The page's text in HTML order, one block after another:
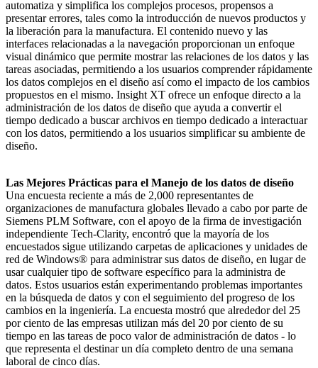
automatiza y simplifica los complejos procesos, propensos a
presentar errores, tales como la introducción de nuevos productos y
la liberación para la manufactura. El contenido nuevo y las
interfaces relacionadas a la navegación proporcionan un enfoque
visual dinámico que permite mostrar las relaciones de los datos y las
tareas asociadas, permitiendo a los usuarios comprender rápidamente
los datos complejos en el diseño así como el impacto de los cambios
propuestos en el mismo. Insight XT ofrece un enfoque directo a la
administración de los datos de diseño que ayuda a convertir el
tiempo dedicado a buscar archivos en tiempo dedicado a interactuar
con los datos, permitiendo a los usuarios simplificar su ambiente de
diseño.
Las Mejores Prácticas para el Manejo de los datos de diseño
Una encuesta reciente a más de 2,000 representantes de
organizaciones de manufactura globales llevado a cabo por parte de
Siemens PLM Software, con el apoyo de la firma de investigación
independiente Tech-Clarity, encontró que la mayoría de los
encuestados sigue utilizando carpetas de aplicaciones y unidades de
red de Windows® para administrar sus datos de diseño, en lugar de
usar cualquier tipo de software específico para la administra de
datos. Estos usuarios están experimentando problemas importantes
en la búsqueda de datos y con el seguimiento del progreso de los
cambios en la ingeniería. La encuesta mostró que alrededor del 25
por ciento de las empresas utilizan más del 20 por ciento de su
tiempo en las tareas de poco valor de administración de datos - lo
que representa el destinar un día completo dentro de una semana
laboral de cinco días.